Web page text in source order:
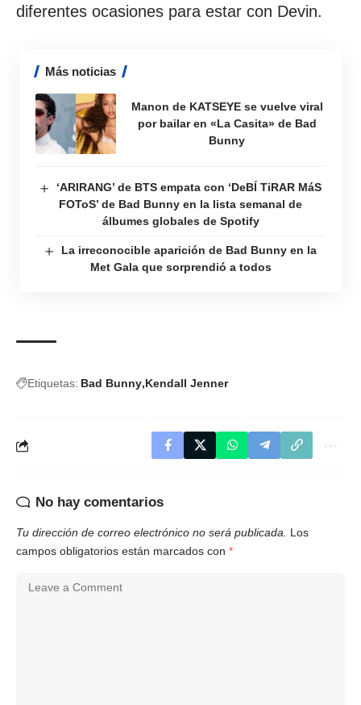
diferentes ocasiones para estar con Devin.
Más noticias
Manon de KATSEYE se vuelve viral
por bailar en «La Casita» de Bad
Bunny
‘ARIRANG’ de BTS empata con ‘DeBÍ TiRAR MáS
FOToS’ de Bad Bunny en la lista semanal de
álbumes globales de Spotify
La irreconocible aparición de Bad Bunny en la
Met Gala que sorprendió a todos
Etiquetas: Bad Bunny Kendall Jenner
No hay comentarios
Tu dirección de correo electrónico no será publicada.
Los
campos obligatorios están marcados con *